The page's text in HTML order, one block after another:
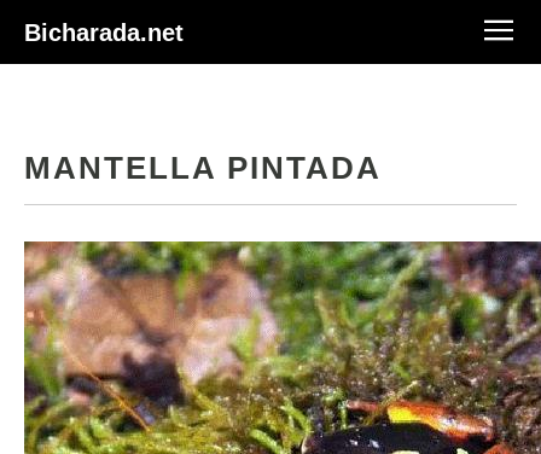
Bicharada.net
MANTELLA PINTADA